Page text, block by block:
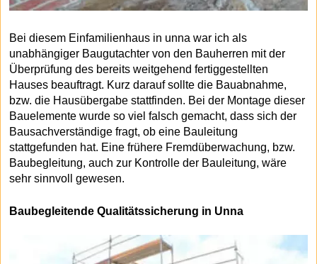
Bei diesem Einfamilienhaus in unna war ich als
unabhängiger Baugutachter von den Bauherren mit der
Überprüfung des bereits weitgehend fertiggestellten
Hauses beauftragt. Kurz darauf sollte die Bauabnahme,
bzw. die Hausübergabe stattfinden. Bei der Montage dieser
Bauelemente wurde so viel falsch gemacht, dass sich der
Bausachverständige fragt, ob eine Bauleitung
stattgefunden hat. Eine frühere Fremdüberwachung, bzw.
Baubegleitung, auch zur Kontrolle der Bauleitung, wäre
sehr sinnvoll gewesen.
Baubegleitende Qualitätssicherung in Unna